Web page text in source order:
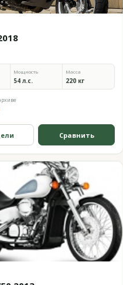
Мощность
54 л.с.
Масса
220 кг
Сравнить